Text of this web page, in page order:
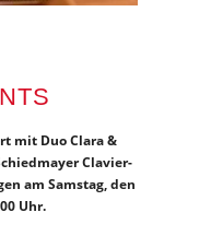
mit Duo Clara &
Clavier-
am Samstag, den
Uhr.